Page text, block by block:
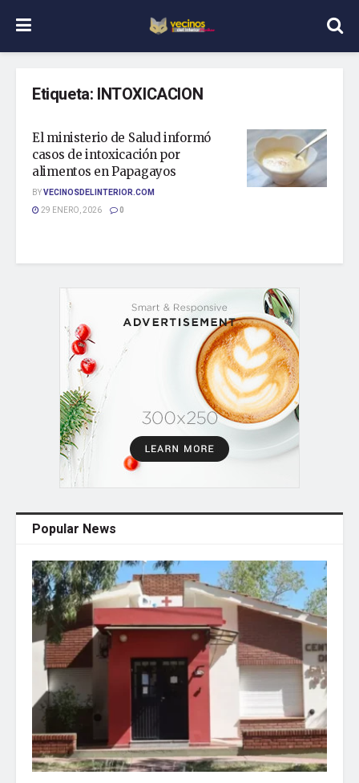
Etiqueta: INTOXICACION
El ministerio de Salud informó
casos de intoxicación por
alimentos en Papagayos
BYVECINOSDELINTERIOR.COM
29 ENERO, 2026
0
Popular News